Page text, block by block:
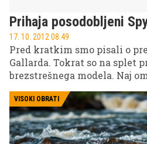
Prihaja posodobljeni
17. 10. 2012 08.49
Pred kratkim smo pisali o
Gallarda. Tokrat so na splet
brezstrešnega modela. Naj
superšportnikov na svetu.
VISOKI OBRATI